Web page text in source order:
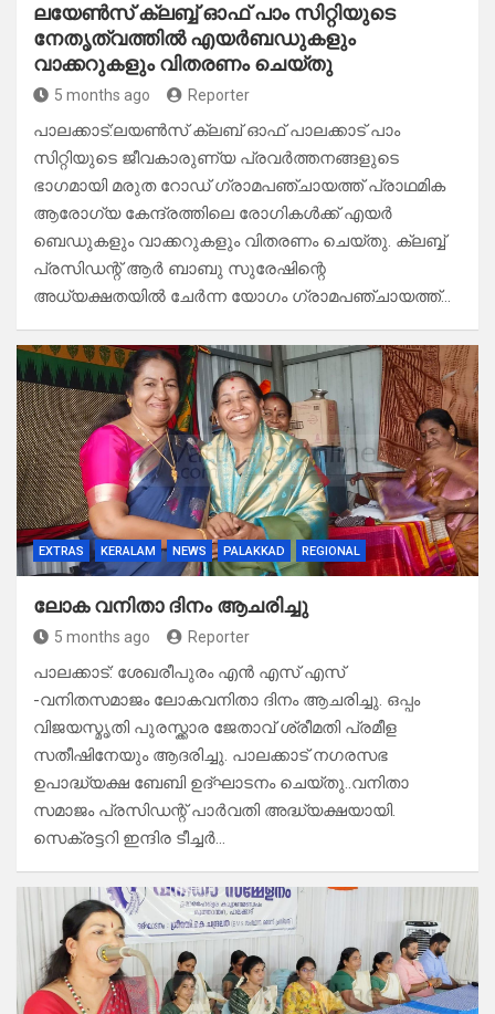
ലയേൺസ് ക്ലബ്ബ് ഓഫ് പാം സിറ്റിയുടെ
നേതൃത്വത്തിൽ എയർബഡുകളും
വാക്കറുകളും വിതരണം ചെയ്തു
5 months ago Reporter
പാലക്കാട്:ലയൺസ് ക്ലബ് ഓഫ് പാലക്കാട് പാം
സിറ്റിയുടെ ജീവകാരുണ്യ പ്രവർത്തനങ്ങളുടെ
ഭാഗമായി മരുത റോഡ് ഗ്രാമപഞ്ചായത്ത് പ്രാഥമിക
ആരോഗ്യ കേന്ദ്രത്തിലെ രോഗികൾക്ക് എയർ
ബെഡുകളും വാക്കറുകളും വിതരണം ചെയ്തു. ക്ലബ്ബ്
പ്രസിഡന്റ് ആർ ബാബു സുരേഷിന്റെ
അധ്യക്ഷതയിൽ ചേർന്ന യോഗം ഗ്രാമപഞ്ചായത്ത്…
EXTRAS KERALAM NEWS PALAKKAD REGIONAL
ലോക വനിതാ ദിനം ആചരിച്ചു
5 months ago Reporter
പാലക്കാട്: ശേഖരീപുരം എൻ എസ് എസ്
-വനിതസമാജം ലോകവനിതാ ദിനം ആചരിച്ചു. ഒപ്പം
വിജയസ്മൃതി പുരസ്ക്കാര ജേതാവ് ശ്രീമതി പ്രമീള
സതീഷിനേയും ആദരിച്ചു. പാലക്കാട് നഗരസഭ
ഉപാദ്ധ്യക്ഷ ബേബി ഉദ്ഘാടനം ചെയ്തു..വനിതാ
സമാജം പ്രസിഡന്റ് പാർവതി അദ്ധ്യക്ഷയായി.
സെക്രട്ടറി ഇന്ദിര ടീച്ചർ…